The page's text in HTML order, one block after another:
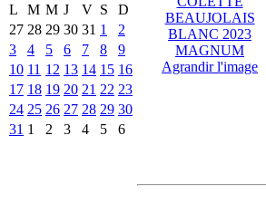
L
M M J V S
D
27 28 29 30 31 1
2
3
4 5 6 7 8
9
10 11 12 13 14 15 16
17 18 19 20 21 22 23
24 25 26 27 28 29 30
31 1 2 3 4 5 6
Agrandir l'image